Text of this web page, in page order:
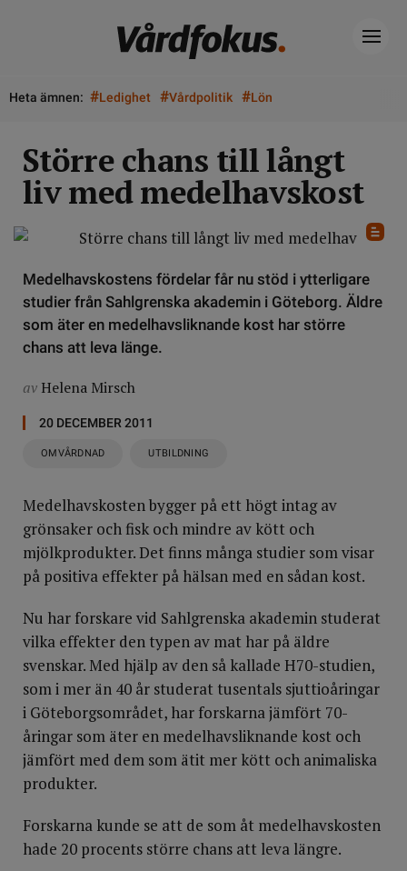
Heta ämnen: #Ledighet #Vårdpolitik #Lön
Större chans till långt
liv med medelhavskost
Medelhavskostens fördelar får nu stöd i ytterligare
studier från Sahlgrenska akademin i Göteborg. Äldre
som äter en medelhavsliknande kost har större
chans att leva länge.
av Helena Mirsch
20 DECEMBER 2011
OMVÅRDNAD UTBILDNING
Medelhavskosten bygger på ett högt intag av
grönsaker och fisk och mindre av kött och
mjölkprodukter. Det finns många studier som visar
på positiva effekter på hälsan med en sådan kost.
Nu har forskare vid Sahlgrenska akademin studerat
vilka effekter den typen av mat har på äldre
svenskar. Med hjälp av den så kallade H70-studien,
som i mer än 40 år studerat tusentals sjuttioåringar
i Göteborgsområdet, har forskarna jämfört 70-
åringar som äter en medelhavsliknande kost och
jämfört med dem som ätit mer kött och animaliska
produkter.
Forskarna kunde se att de som åt medelhavskosten
hade 20 procents större chans att leva längre.